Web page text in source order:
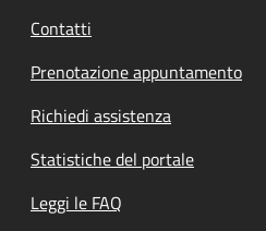
Contatti
Prenotazione appuntamento
Richiedi assistenza
Statistiche del portale
Leggi le FAQ